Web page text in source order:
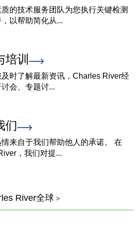
的技术服务团队为您执行关键检测
以帮助简化从...
培训
及时了解最新资讯，Charles River经
会、专题讨...
们
来自于我们帮助他人的承诺。 在
，我们对提...
River全球>